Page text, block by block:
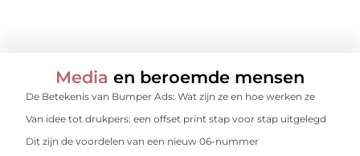
Media en beroemde mensen
De Betekenis van Bumper Ads: Wat zijn ze en hoe werken ze
Van idee tot drukpers: een offset print stap voor stap uitgelegd
Dit zijn de voordelen van een nieuw 06-nummer